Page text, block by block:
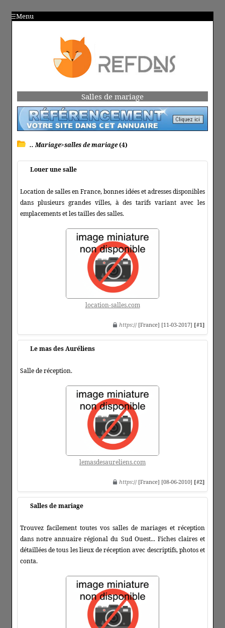
Menu
Salles de mariage
.. Mariage>salles de mariage(4)
Louer une salle
Location de salles en France, bonnes idées et adresses disponibles
dans plusieurs grandes villes, à des tarifs variant avec les
emplacements et les tailles des salles.
location-salles.com
https:// [France] [11-03-2017] [#1]
Le mas des Auréliens
Salle de réception.
lemasdesaureliens.com
https:// [France] [08-06-2010] [#2]
Salles de mariage
Trouvez facilement toutes vos salles de mariages et réception
dans notre annuaire régional du Sud Ouest... Fiches claires et
détaillées de tous les lieux de réception avec descriptifs, photos et
conta.